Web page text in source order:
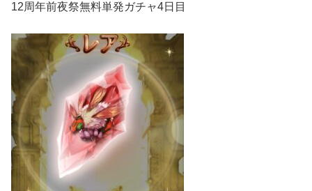
12周年前夜祭無料単発ガチャ4日目